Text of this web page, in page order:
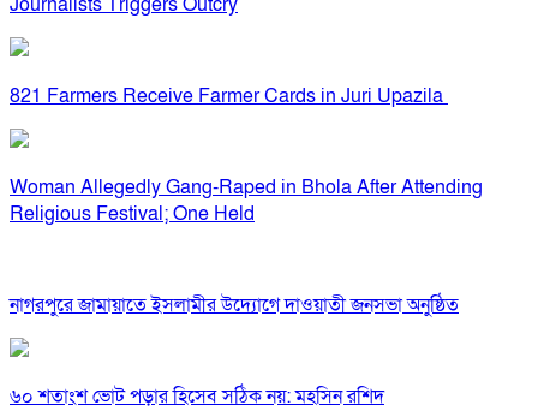
821 Farmers Receive Farmer Cards in Juri Upazila
Woman Allegedly Gang-Raped in Bhola After Attending
Religious Festival; One Held
নাগরপুরে জামায়াতে ইসলামীর উদ্যোগে দাওয়াতী জনসভা অনুষ্ঠিত
৬০ শতাংশ ভোট পড়ার হিসেব সঠিক নয়: মহসিন রশিদ